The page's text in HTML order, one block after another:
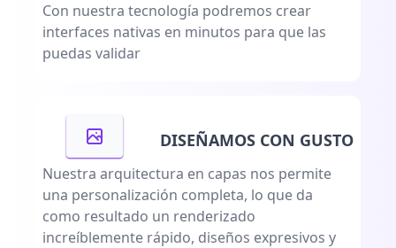
Con nuestra tecnología podremos crear
interfaces nativas en minutos para que las
puedas validar
DISEÑAMOS CON GUSTO
Nuestra arquitectura en capas nos permite
una personalización completa, lo que da
como resultado un renderizado
increíblemente rápido, diseños expresivos y